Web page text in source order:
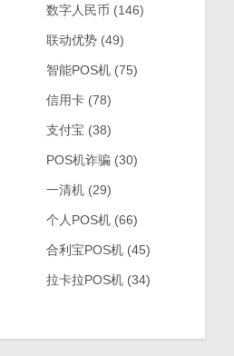
数字人民币 (146)
联动优势(49)
智能POS机(75)
信用卡(78)
支付宝 (38)
POS机诈骗(30)
一清机(29)
个人POS机(66)
合利宝POS机(45)
拉卡拉POS机(34)